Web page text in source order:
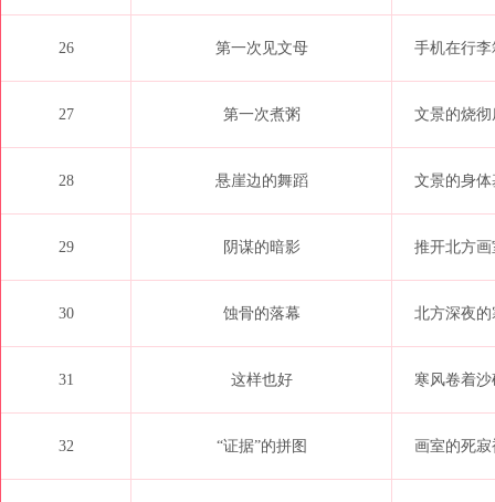
26 第一次见文母 手机在行
27 第一次煮粥 文景的烧
28 悬崖边的舞蹈 文景的身
29 阴谋的暗影 推开北方
30 蚀骨的落幕 北方深夜
31 这样也好 寒风卷着
32 “证据”的拼图 画室的死